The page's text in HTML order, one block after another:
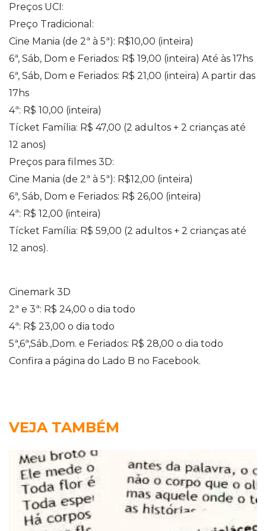
Preços UCI:
Preço Tradicional:
Cine Mania (de 2ª à 5ª): R$10,00 (inteira)
6ª, Sáb, Dom e Feriados: R$ 19,00 (inteira) Até às 17hs
6ª, Sáb, Dom e Feriados: R$ 21,00 (inteira) A partir das
17hs
4ª: R$ 10,00 (inteira)
Tícket Família: R$ 47,00 (2 adultos + 2 crianças até
12 anos)
Preços para filmes 3D:
Cine Mania (de 2ª à 5ª): R$12,00 (inteira)
6ª, Sáb, Dom e Feriados: R$ 26,00 (inteira)
4ª: R$ 12,00 (inteira)
Tícket Família: R$ 59,00 (2 adultos + 2 crianças até
12 anos).
Cinemark 3D
2ª e 3ª: R$ 24,00 o dia todo
4ª: R$ 23,00 o dia todo
5ª,6ª,Sáb.,Dom. e Feriados: R$ 28,00 o dia todo
Confira a página do Lado B no Facebook.
VEJA TAMBÉM